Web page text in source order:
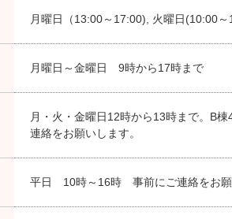
月曜日（13:00～17:00), 火曜日(10:00
月曜日～金曜日 9時から17時まで
月・火・金曜日12時から13時まで。B
連絡をお願いします。
平日 10時～16時 事前にご連絡をお願